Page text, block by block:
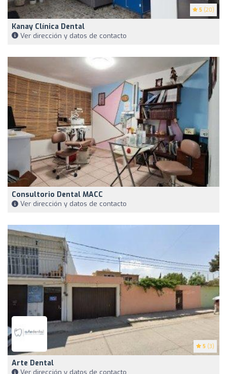
5 (20)
Kanay Clínica Dental
Ver dirección y datos de contacto
Consultorio Dental MACC
Ver dirección y datos de contacto
5 (3)
Arte Dental